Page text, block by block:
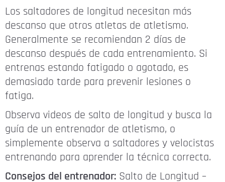
Los saltadores de longitud necesitan más
descanso que otros atletas de atletismo.
Generalmente se recomiendan 2 días de
descanso después de cada entrenamiento. Si
entrenas estando fatigado o agotado, es
demasiado tarde para prevenir lesiones o
fatiga.
Observa videos de salto de longitud y busca la
guía de un entrenador de atletismo, o
simplemente observa a saltadores y velocistas
entrenando para aprender la técnica correcta.
Consejos del entrenador: Salto de Longitud –